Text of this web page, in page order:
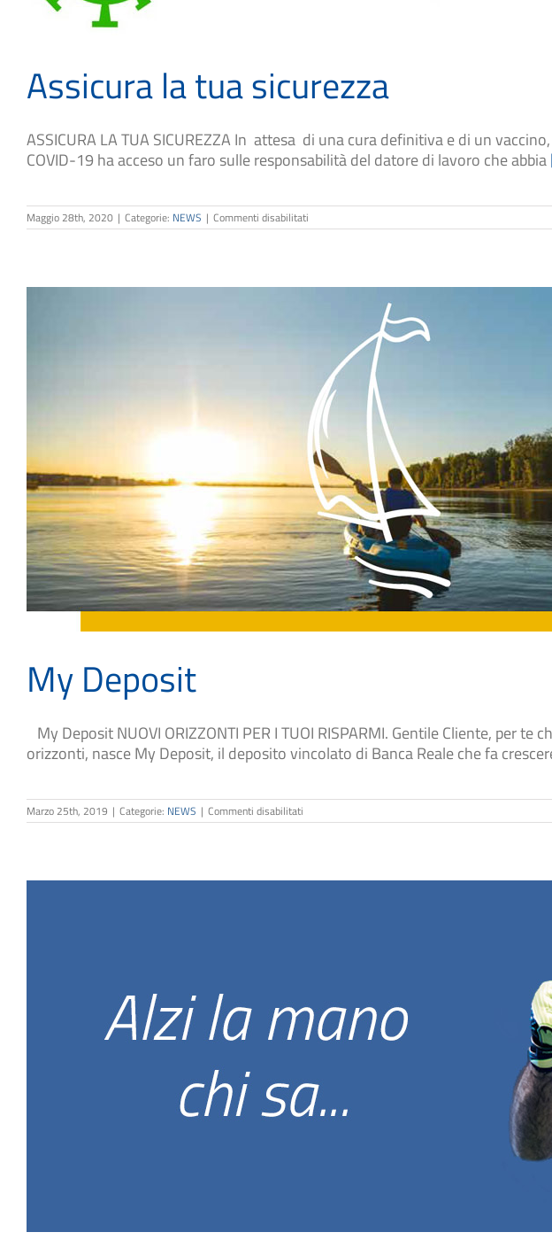
Assicura la tua sicurezza
ASSICURA LA TUA SICUREZZA In attesa di una cura definitiva e di un
COVID-19 ha acceso un faro sulle responsabilità del datore di lavoro che abbia
Maggio 28th, 2020 | Categorie: NEWS | Commenti disabilitati
Assicura
My Deposit
My Deposit NUOVI ORIZZONTI PER I TUOI RISPARMI. Gentile Cliente, per te
orizzonti, nasce My Deposit, il deposito vincolato di Banca Reale che fa
Marzo 25th, 2019 | Categorie: NEWS | Commenti disabilitati
My